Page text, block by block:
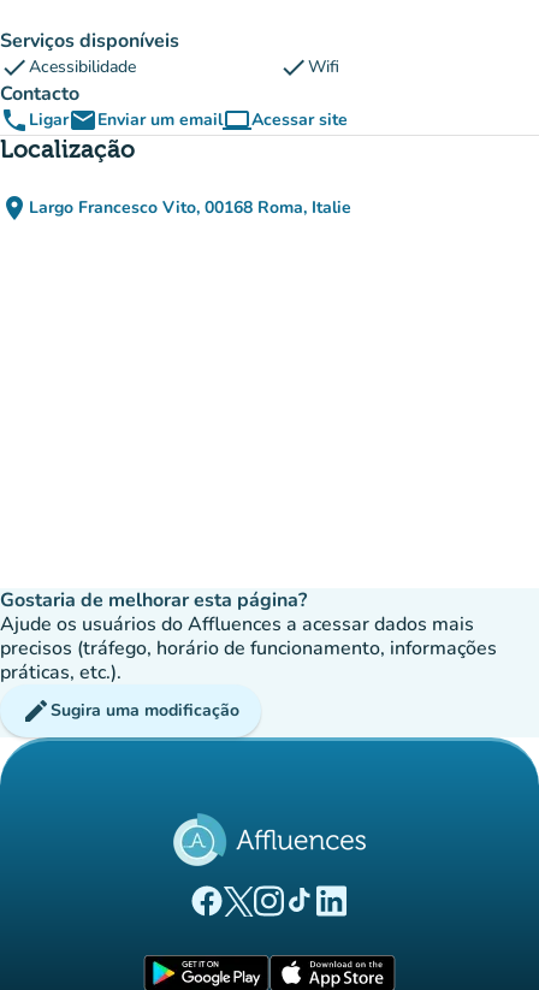
Serviços disponíveis
checkAcessibilidade checkWifi
Contacto
phone LigaremailEnviar um emailcomputerAcessar site
(novo separador)
Localização
place Largo Francesco Vito, 00168 Roma, Italie
(abrir no Google Maps)
(novo separador)
Gostaria de melhorar esta página?
Ajude os usuários do Affluences a acessar dados mais
precisos (tráfego, horário de funcionamento, informações
práticas, etc.).
editSugira uma modificação
(novo separador)
(novo separador)
(novo separador)
(novo separador)
(novo separador)